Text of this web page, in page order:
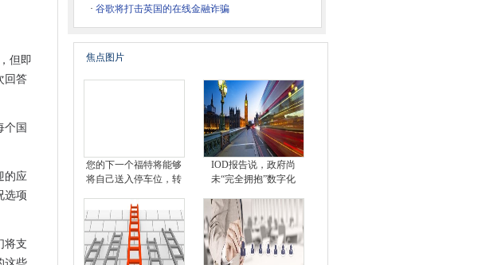
但即
回答
个国
的应
选项
将支
· 谷歌将打击英国的在线金融诈骗
焦点图片
您的下一个福特将能够
将自己送入停车位，转
IOD报告说，政府尚
未“完全拥抱”数字化